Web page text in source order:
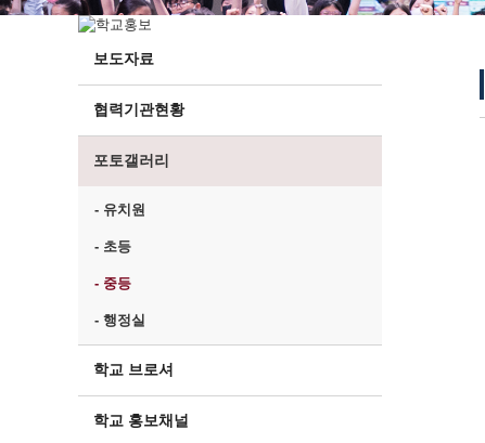
보도자료
협력기관현황
포토갤러리
- 유치원
- 초등
- 중등
- 행정실
학교 브로셔
학교 홍보채널